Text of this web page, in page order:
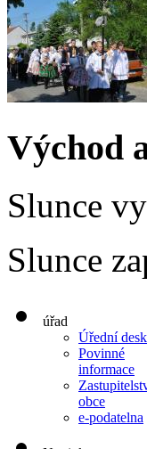
Východ
Slunce
Slunce
úřad
Úřední
Povinné
informace
obce
e-podatelna